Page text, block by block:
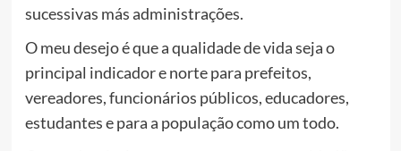
sucessivas más administrações.
O meu desejo é que a qualidade de vida seja o
principal indicador e norte para prefeitos,
vereadores, funcionários públicos, educadores,
estudantes e para a população como um todo.